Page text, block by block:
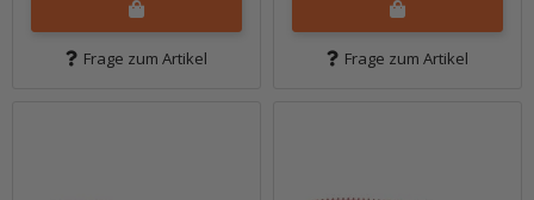
Frage zum Artikel Frage zum Artikel